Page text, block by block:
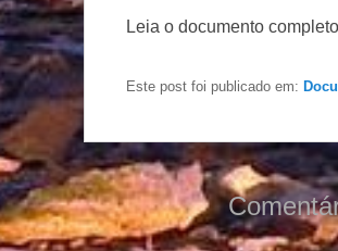
Leia o documento
Este post foi publicado em: